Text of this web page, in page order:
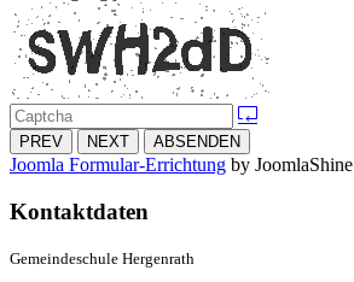
PREV NEXT ABSENDEN
Joomla Formular-Errichtung by JoomlaShine
Kontaktdaten
Gemeindeschule Hergenrath